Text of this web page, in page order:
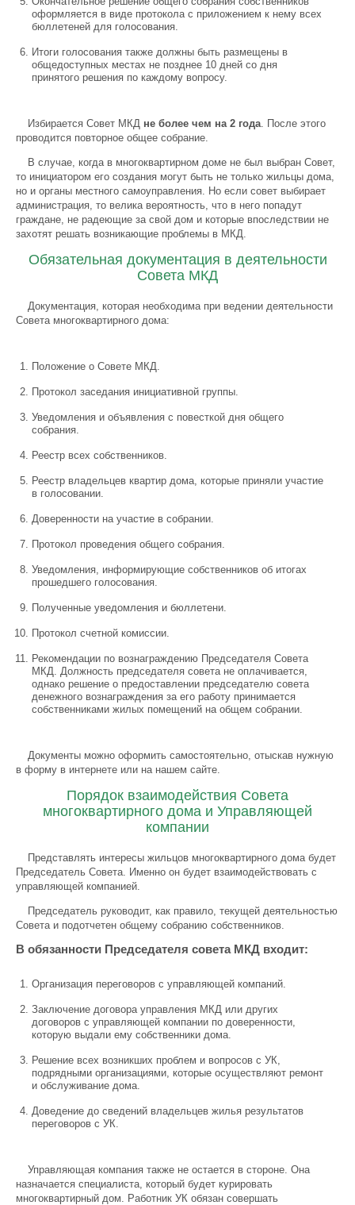
оформляется в виде протокола с приложением к нему всех
бюллетеней для голосования.
Итоги голосования также должны быть размещены в
общедоступных местах не позднее 10 дней со дня
принятого решения по каждому вопросу.
Избирается Cовет МКД не более чем на 2 года. После этого
проводится повторное общее собрание.
В случае, когда в многоквартирном доме не был выбран Совет,
то инициатором его создания могут быть не только жильцы дома,
но и органы местного самоуправления. Но если совет выбирает
администрация, то велика вероятность, что в него попадут
граждане, не радеющие за свой дом и которые впоследствии не
захотят решать возникающие проблемы в МКД.
Обязательная документация в деятельности
Совета МКД
Документация, которая необходима при ведении деятельности
Совета многоквартирного дома:
Положение о Совете МКД.
Протокол заседания инициативной группы.
Уведомления и объявления с повесткой дня общего
собрания.
Реестр всех собственников.
Реестр владельцев квартир дома, которые приняли участие
в голосовании.
Доверенности на участие в собрании.
Протокол проведения общего собрания.
Уведомления, информирующие собственников об итогах
прошедшего голосования.
Полученные уведомления и бюллетени.
Протокол счетной комиссии.
Рекомендации по вознаграждению Председателя Совета
МКД. Должность председателя совета не оплачивается,
однако решение о предоставлении председателю совета
денежного вознаграждения за его работу принимается
собственниками жилых помещений на общем собрании.
Документы можно оформить самостоятельно, отыскав нужную
в форму в интернете или на нашем сайте.
Порядок взаимодействия Совета
многоквартирного дома и Управляющей
компании
Представлять интересы жильцов многоквартирного дома будет
Председатель Совета. Именно он будет взаимодействовать с
управляющей компанией.
Председатель руководит, как правило, текущей деятельностью
Совета и подотчетен общему собранию собственников.
В обязанности Председателя совета МКД входит:
Организация переговоров с управляющей компаний.
Заключение договора управления МКД или других
договоров с управляющей компании по доверенности,
которую выдали ему собственники дома.
Решение всех возникших проблем и вопросов с УК,
подрядными организациями, которые осуществляют ремонт
и обслуживание дома.
Доведение до сведений владельцев жилья результатов
переговоров с УК.
Управляющая компания также не остается в стороне. Она
назначается специалиста, который будет курировать
многоквартирный дом. Работник УК обязан совершать